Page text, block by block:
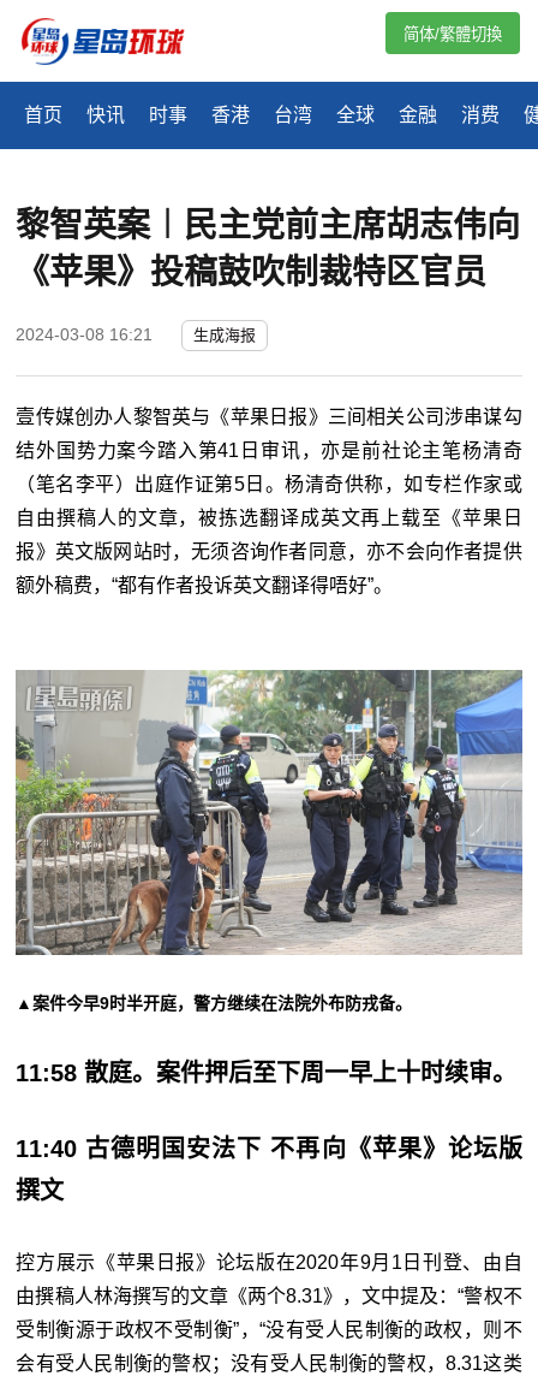
首页 快讯 时事 香港 台湾 全球 金融 消费
简体/繁體切換
黎智英案︱民主党前主席胡志伟向
《苹果》投稿鼓吹制裁特区官员
2024-03-08 16:21 生成海报
壹传媒创办人黎智英与《苹果日报》三间相关公司涉串谋勾
结外国势力案今踏入第41日审讯，亦是前社论主笔杨清奇
（笔名李平）出庭作证第5日。杨清奇供称，如专栏作家或
自由撰稿人的文章，被拣选翻译成英文再上载至《苹果日
报》英文版网站时，无须咨询作者同意，亦不会向作者提供
额外稿费，“都有作者投诉英文翻译得唔好”。
▲案件今早9时半开庭，警方继续在法院外布防戎备。
11:58 散庭。案件押后至下周一早上十时续审。
11:40 古德明国安法下 不再向《苹果》论坛版
撰文
控方展示《苹果日报》论坛版在2020年9月1日刊登、由自
由撰稿人林海撰写的文章《两个8.31》，文中提及：“警权不
受制衡源于政权不受制衡”，“没有受人民制衡的政权，则不
会有受人民制衡的警权；没有受人民制衡的警权，8.31这类